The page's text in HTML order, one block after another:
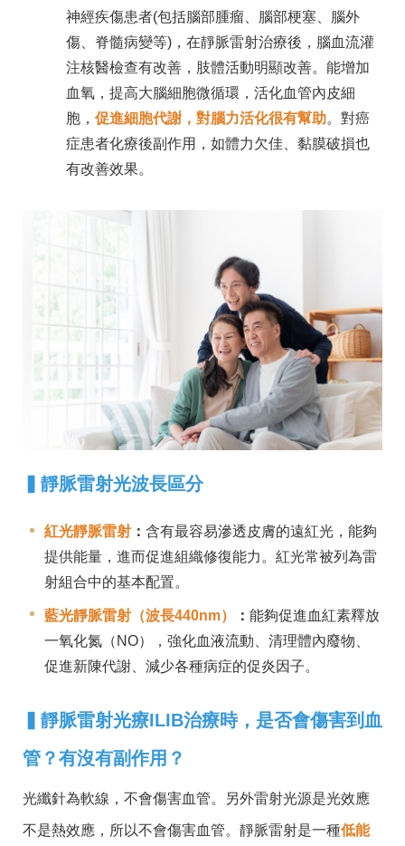
神經疾傷患者(包括腦部腫瘤、腦部梗塞、腦外
傷、脊髓病變等)，在靜脈雷射治療後，腦血流灌
注核醫檢查有改善，肢體活動明顯改善。能增加
血氧，提高大腦細胞微循環，活化血管內皮細
胞，促進細胞代謝，對腦力活化很有幫助。對癌
症患者化療後副作用，如體力欠佳、黏膜破損也
有改善效果。
靜脈雷射光波長區分
紅光靜脈雷射 ：含有最容易滲透皮膚的遠紅光，能夠
提供能量，進而促進組織修復能力。紅光常被列為雷
射組合中的基本配置。
藍光靜脈雷射（波長440nm） ：能夠促進血紅素釋放
一氧化氮（NO），強化血液流動、清理體內廢物、
促進新陳代謝、減少各種病症的促炎因子。
靜脈雷射光療ILIB治療時，是否會傷害到血
管？有沒有副作用？
光纖針為軟線，不會傷害血管。另外雷射光源是光效應
不是熱效應，所以不會傷害血管。靜脈雷射是一種低能